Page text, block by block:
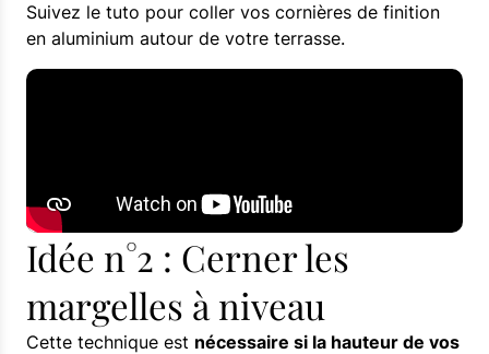
Suivez le tuto pour coller vos cornières de finition
en aluminium autour de votre terrasse.
Idée n°2 : Cerner les
margelles à niveau
Cette technique est nécessaire si la hauteur de vos